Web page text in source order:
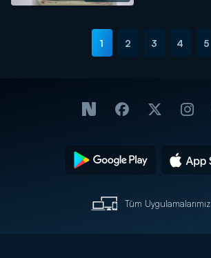
1 2 3 4 5
Tüm Uygulamalarımız